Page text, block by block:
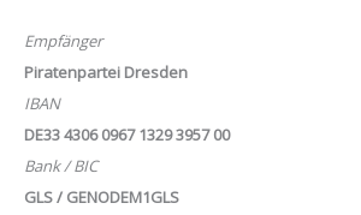
Empfänger
Piratenpartei Dresden
IBAN
DE33 4306 0967 1329 3957 00
Bank / BIC
GLS / GENODEM1GLS